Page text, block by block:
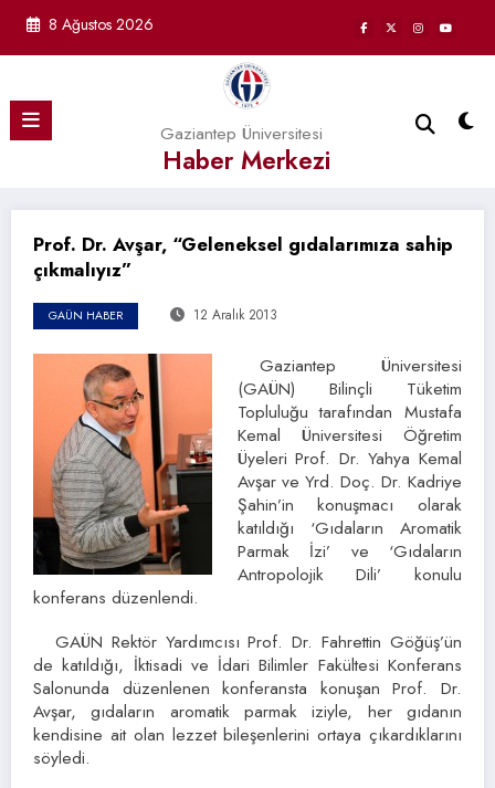
8 Ağustos 2026
Gaziantep Üniversitesi
Haber Merkezi
Prof. Dr. Avşar, “Geleneksel gıdalarımıza sahip
çıkmalıyız”
GAÜN HABER 12 Aralık 2013
Gaziantep Üniversitesi
(GAÜN) Bilinçli Tüketim
Topluluğu tarafından Mustafa
Kemal Üniversitesi Öğretim
Üyeleri Prof. Dr. Yahya Kemal
Avşar ve Yrd. Doç. Dr. Kadriye
Şahin’in konuşmacı olarak
katıldığı ‘Gıdaların Aromatik
Parmak İzi’ ve ‘Gıdaların
Antropolojik Dili’ konulu
konferans düzenlendi.
GAÜN Rektör Yardımcısı Prof. Dr. Fahrettin Göğüş’ün
de katıldığı, İktisadi ve İdari Bilimler Fakültesi Konferans
Salonunda düzenlenen konferansta konuşan Prof. Dr.
Avşar, gıdaların aromatik parmak iziyle, her gıdanın
kendisine ait olan lezzet bileşenlerini ortaya çıkardıklarını
söyledi.